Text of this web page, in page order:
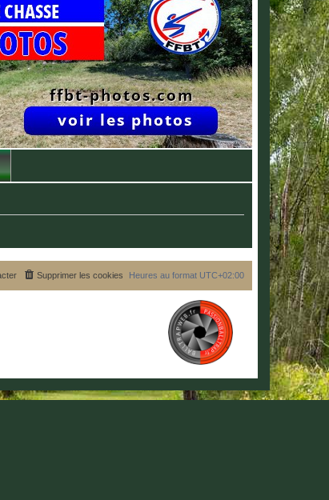
Heures au format UTC+02:00
Supprimer les cookies